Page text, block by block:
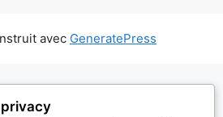
avec GeneratePress